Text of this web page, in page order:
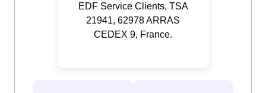
EDF Service Clients, TSA
21941, 62978 ARRAS
CEDEX 9, France.